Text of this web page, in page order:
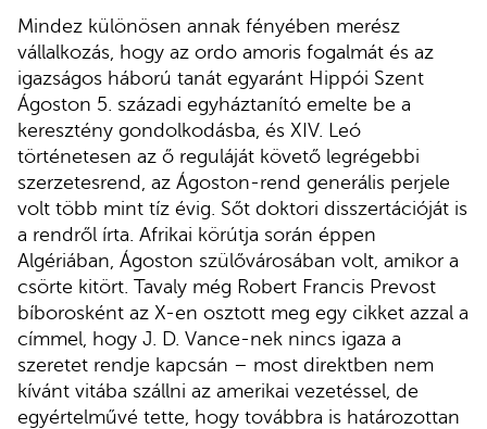
Mindez különösen annak fényében merész
vállalkozás, hogy az ordo amoris fogalmát és az
igazságos háború tanát egyaránt Hippói Szent
Ágoston 5. századi egyháztanító emelte be a
keresztény gondolkodásba, és XIV. Leó
történetesen az ő reguláját követő legrégebbi
szerzetesrend, az Ágoston-rend generális perjele
volt több mint tíz évig. Sőt doktori disszertációját is
a rendről írta. Afrikai körútja során éppen
Algériában, Ágoston szülővárosában volt, amikor a
csörte kitört. Tavaly még Robert Francis Prevost
bíborosként az X-en osztott meg egy cikket azzal a
címmel, hogy J. D. Vance-nek nincs igaza a
szeretet rendje kapcsán – most direktben nem
kívánt vitába szállni az amerikai vezetéssel, de
egyértelművé tette, hogy továbbra is határozottan